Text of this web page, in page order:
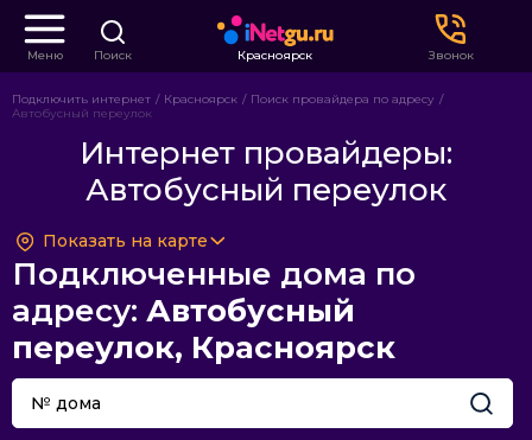
Меню Поиск Красноярск Звонок
Подключить интернет Красноярск
Поиск провайдера по адресу
Автобусный переулок
Интернет провайдеры:
Автобусный переулок
Показать на карте
Подключенные дома по
адресу: Автобусный
переулок, Красноярск